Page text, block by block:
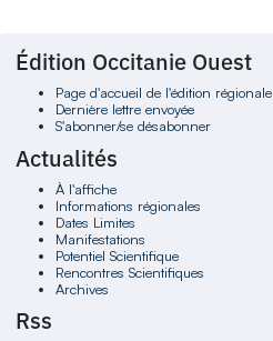
Édition Occitanie Ouest
Page d'accueil de l'édition régionale
Dernière lettre envoyée
S'abonner/se désabonner
Actualités
À l'affiche
Informations régionales
Dates Limites
Manifestations
Potentiel Scientifique
Rencontres Scientifiques
Archives
Rss